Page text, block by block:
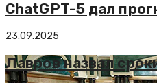
ChatGPT-5 дал
23.09.2025
Лавров назвал